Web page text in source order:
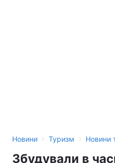
Новини › Туризм › Новини
Збудували в